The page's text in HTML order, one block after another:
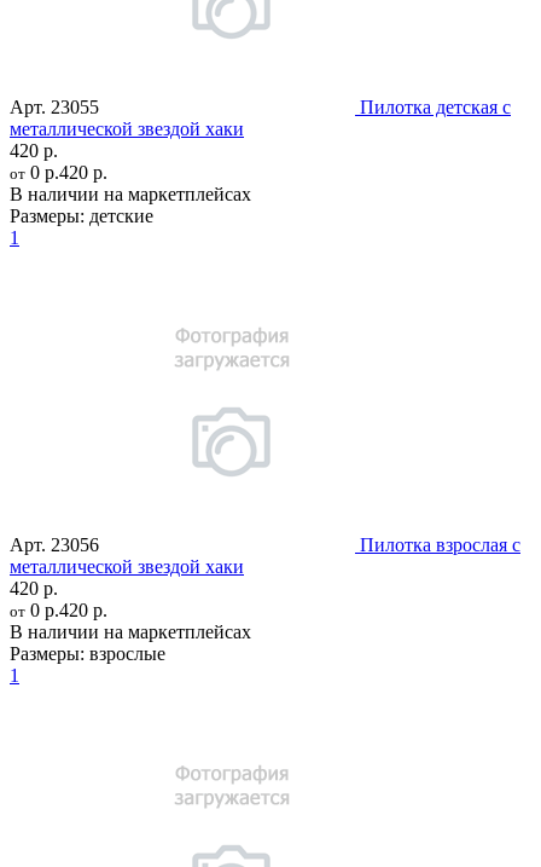
Арт. 23055
Пилотка детская с
металлической звездой хаки
420 р.
от 0 р.420 р.
В наличии на маркетплейсах
Размеры: детские
1
Арт. 23056
Пилотка взрослая с
металлической звездой хаки
420 р.
от 0 р.420 р.
В наличии на маркетплейсах
Размеры: взрослые
1